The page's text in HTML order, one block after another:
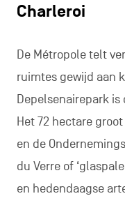
Charleroi
De Métropole telt
ruimtes gewijd aan
Depelsenairepark is
Het 72 hectare
en de
du Verre of
en hedendaagse